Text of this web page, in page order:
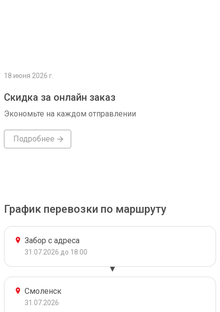
18 июня 2026 г.
Скидка за онлайн заказ
Экономьте на каждом отправлении
Подробнее
График перевозки по маршруту
Забор с адреса
31.07.2026 до 18:00
Смоленск
31.07.2026